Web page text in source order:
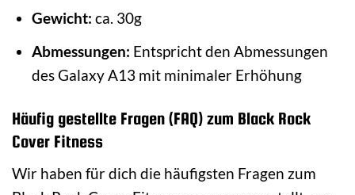
Gewicht: ca. 30g
Abmessungen: Entspricht den Abmessungen
des Galaxy A13 mit minimaler Erhöhung
Häufig gestellte Fragen (FAQ) zum Black Rock
Cover Fitness
Wir haben für dich die häufigsten Fragen zum